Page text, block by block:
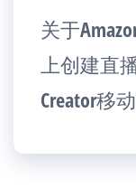
关于
上创建直
Creator移